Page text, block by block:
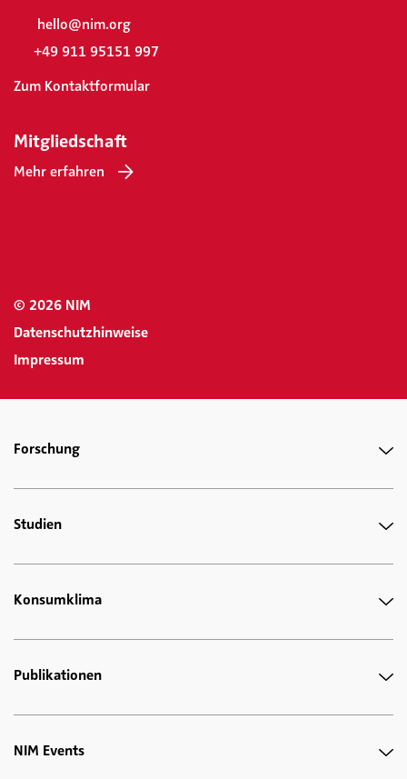
hello@nim.org
+49 911 95151 997
Zum Kontaktformular
Mitgliedschaft
Mehr erfahren
© 2026 NIM
Datenschutzhinweise
Impressum
Forschung
Studien
Konsumklima
Publikationen
NIM Events